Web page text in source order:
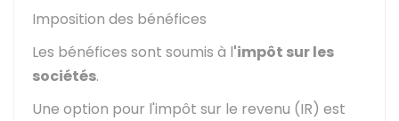
Imposition des bénéfices
Les bénéfices sont soumis à l'impôt sur les
sociétés.
Une option pour l'impôt sur le revenu (IR) est